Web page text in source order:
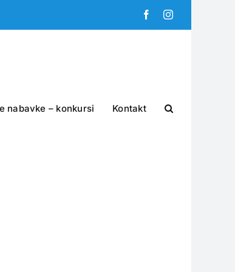
FacebookInstagram
nabavke – konkursi Kontakt